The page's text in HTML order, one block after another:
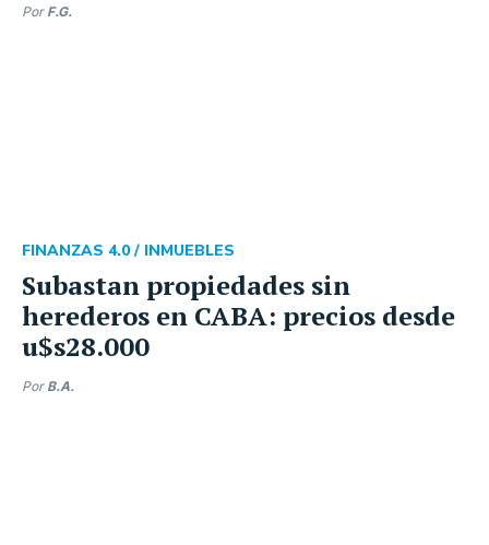
Por F.G.
Subastan propiedades sin
herederos en CABA: precios desde
u$s28.000
FINANZAS 4.0 / INMUEBLES
Por B.A.